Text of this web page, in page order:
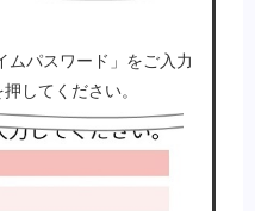
パスワード」をご入力
してください。